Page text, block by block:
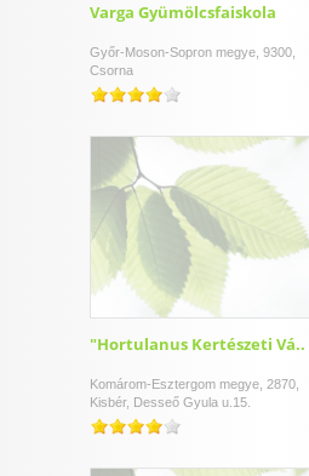
Varga Gyümölcsfaiskola
Győr-Moson-Sopron megye, 9300,
Csorna
"Hortulanus Kertészeti Vá..
Komárom-Esztergom megye, 2870,
Kisbér, Desseő Gyula u.15.